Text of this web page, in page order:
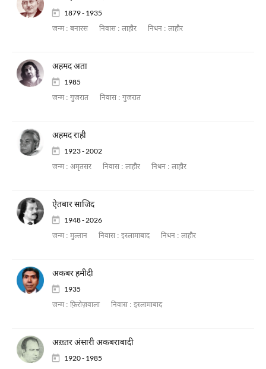
1879 - 1935
जन्म : बनारस निवास : लाहौर निधन : लाहौर
अहमद अता
1985
जन्म : गुजरात निवास : गुजरात
अहमद राही
1923 - 2002
जन्म : अमृतसर निवास : लाहौर निधन : लाहौर
ऐतबार साजिद
1948 - 2026
जन्म : मुल्तान निवास : इस्लामाबाद निधन : लाहौर
अकबर हमीदी
1935
जन्म : फ़िरोज़वाला निवास : इस्लामाबाद
अख़्तर अंसारी अकबराबादी
1920 - 1985